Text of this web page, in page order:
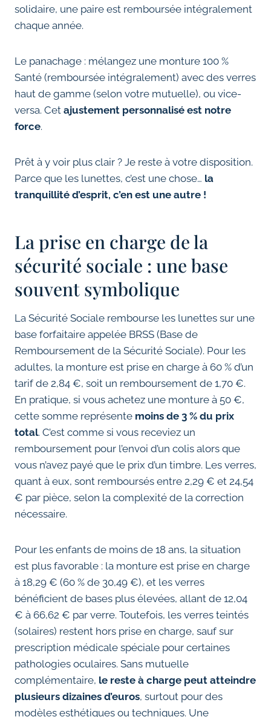
solidaire, une paire est remboursée intégralement
chaque année.
Le panachage : mélangez une monture 100 %
Santé (remboursée intégralement) avec des verres
haut de gamme (selon votre mutuelle), ou vice-
versa. Cet ajustement personnalisé est notre
force.
Prêt à y voir plus clair ? Je reste à votre disposition.
Parce que les lunettes, c’est une chose… la
tranquillité d’esprit, c’en est une autre !
La prise en charge de la
sécurité sociale : une base
souvent symbolique
La Sécurité Sociale rembourse les lunettes sur une
base forfaitaire appelée BRSS (Base de
Remboursement de la Sécurité Sociale). Pour les
adultes, la monture est prise en charge à 60 % d’un
tarif de 2,84 €, soit un remboursement de 1,70 €.
En pratique, si vous achetez une monture à 50 €,
cette somme représente moins de 3 % du prix
total. C’est comme si vous receviez un
remboursement pour l’envoi d’un colis alors que
vous n’avez payé que le prix d’un timbre. Les verres,
quant à eux, sont remboursés entre 2,29 € et 24,54
€ par pièce, selon la complexité de la correction
nécessaire.
Pour les enfants de moins de 18 ans, la situation
est plus favorable : la monture est prise en charge
à 18,29 € (60 % de 30,49 €), et les verres
bénéficient de bases plus élevées, allant de 12,04
€ à 66,62 € par verre. Toutefois, les verres teintés
(solaires) restent hors prise en charge, sauf sur
prescription médicale spéciale pour certaines
pathologies oculaires. Sans mutuelle
complémentaire, le reste à charge peut atteindre
plusieurs dizaines d’euros, surtout pour des
modèles esthétiques ou techniques. Une